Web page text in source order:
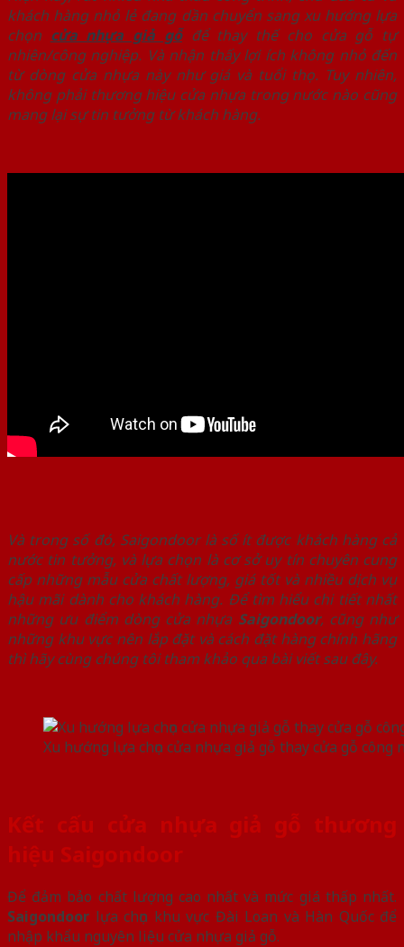
khách hàng nhỏ lẻ đang dần chuyển sang xu hướng lựa
chọn cửa nhựa giả gỗđể thay thế cho cửa gỗ tự
nhiên/công nghiệp. Và nhận thấy lợi ích không nhỏ đến
từ dòng cửa nhựa này như giá và tuổi thọ. Tuy nhiên,
không phải thương hiệu cửa nhựa trong nước nào cũng
mang lại sự tin tưởng từ khách hàng.
Và trong số đó, Saigondoor là số ít được khách hàng cả
nước tin tưởng, và lựa chọn là cơ sở uy tín chuyên cung
cấp những mẫu cửa chất lượng, giá tốt và nhiều dịch vụ
hậu mãi dành cho khách hàng. Để tìm hiểu chi tiết nhất
những ưu điểm dòng cửa nhựa Saigondoor, cũng như
những khu vực nên lắp đặt và cách đặt hàng chính hãng
thì hãy cùng chúng tôi tham khảo qua bài viết sau đây.
Xu hướng lựa chọn cửa nhựa giả gỗ thay cửa gỗ công
Kết cấu cửa nhựa giả gỗ thương
hiệu Saigondoor
Để đảm bảo chất lượng cao nhất và mức giá thấp nhất.
Saigondoor lựa chọn khu vực Đài Loan và Hàn Quốc để
nhập khẩu nguyên liệu cửa nhựa giả gỗ.